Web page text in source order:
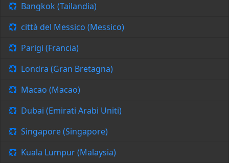
Bangkok (Tailandia)
città del Messico (Messico)
Parigi (Francia)
Londra (Gran Bretagna)
Macao (Macao)
Dubai (Emirati Arabi Uniti)
Singapore (Singapore)
Kuala Lumpur (Malaysia)